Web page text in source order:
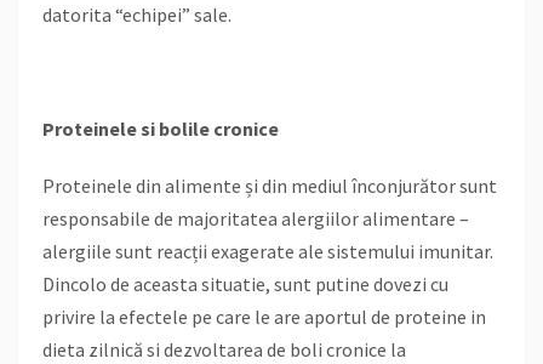
datorita “echipei” sale.
Proteinele si bolile cronice
Proteinele din alimente și din mediul înconjurător sunt
responsabile de majoritatea alergiilor alimentare –
alergiile sunt reacții exagerate ale sistemului imunitar.
Dincolo de aceasta situatie, sunt putine dovezi cu
privire la efectele pe care le are aportul de proteine in
dieta zilnică si dezvoltarea de boli cronice la